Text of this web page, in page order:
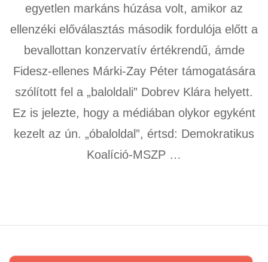
egyetlen markáns húzása volt, amikor az
ellenzéki előválasztás második fordulója előtt a
bevallottan konzervatív értékrendű, ámde
Fidesz-ellenes Márki-Zay Péter támogatására
szólított fel a „baloldali” Dobrev Klára helyett.
Ez is jelezte, hogy a médiában olykor egyként
kezelt az ún. „óbaloldal”, értsd: Demokratikus
Koalíció-MSZP …